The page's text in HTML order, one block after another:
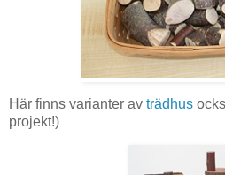
Här finns varianter av trädhus
projekt!)